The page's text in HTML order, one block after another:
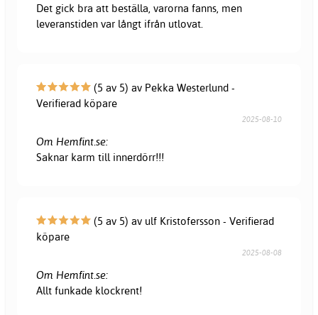
Det gick bra att beställa, varorna fanns, men
leveranstiden var långt ifrån utlovat.
(5 av 5) av Pekka Westerlund -
Verifierad köpare
2025-08-10
Om Hemfint.se:
Saknar karm till innerdörr!!!
(5 av 5) av ulf Kristofersson - Verifierad
köpare
2025-08-08
Om Hemfint.se:
Allt funkade klockrent!